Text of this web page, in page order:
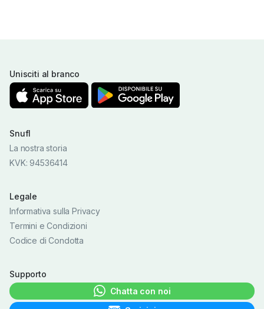
Unisciti al branco
Snufl
La nostra storia
KVK: 94536414
Legale
Informativa sulla Privacy
Termini e Condizioni
Codice di Condotta
Supporto
Chatta con noi